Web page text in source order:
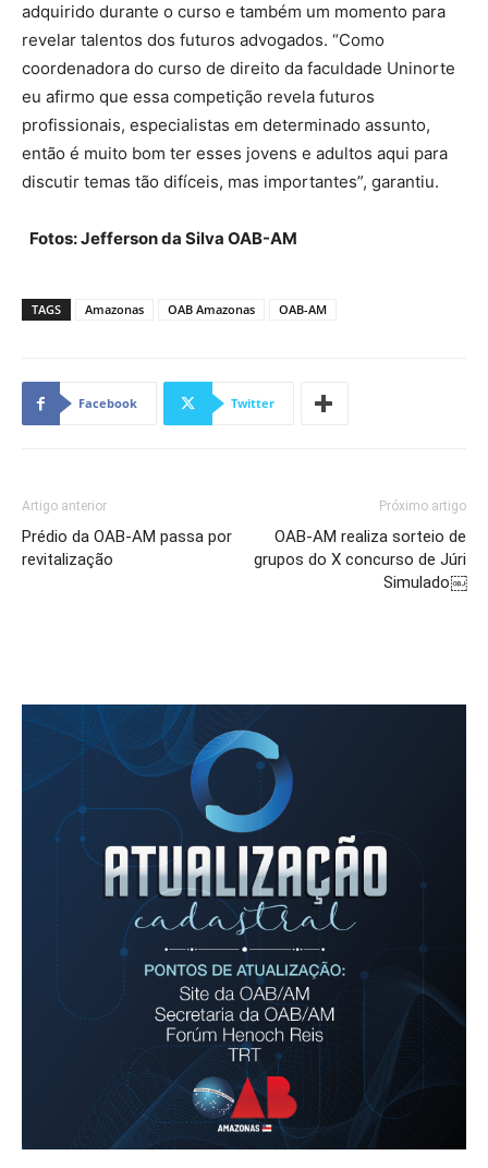
adquirido durante o curso e também um momento para
revelar talentos dos futuros advogados. “Como
coordenadora do curso de direito da faculdade Uninorte
eu afirmo que essa competição revela futuros
profissionais, especialistas em determinado assunto,
então é muito bom ter esses jovens e adultos aqui para
discutir temas tão difíceis, mas importantes”, garantiu.
Fotos: Jefferson da Silva OAB-AM
TAGS Amazonas OAB Amazonas OAB-AM
Facebook Twitter
Artigo anterior
Prédio da OAB-AM passa por
revitalização
Próximo artigo
OAB-AM realiza sorteio de
grupos do X concurso de Júri
Simulado￼